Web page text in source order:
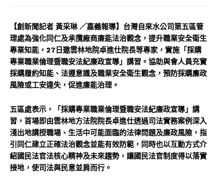
【創新聞記者 黃采琳 ／嘉義報導】台灣自來水公司第五區管
理處為強化同仁及承攬廠商廉能法治觀念，提升職業安全衛生
專業知能， 27 日邀雲林地院卓進仕院長等專家，實施「採購
專業職業倫理暨職安法紀廉政宣導」講習。協助與會人員充實
採購履約知能、法遵意識及職業安全衛生觀念，預防採購廉政
風險或工安違失，促進廉能治理。
五區處表示，「採購專業職業倫理暨職安法紀廉政宣導」講
習，首場即由雲林地方法院院長卓進仕透過司法實務案例深入
淺出地講授職場、生活中可能面臨的法律問題及廉政風險，指
引同仁建立正確法治觀念並能有效防範，同時也以互動方式介
紹國民法官法核心精神及未來趨勢，讓國民法官制度得以落實
接地，使司法與民意並肩而行。